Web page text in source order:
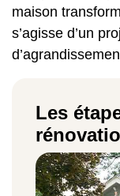
maison
s’agisse d’un
Les